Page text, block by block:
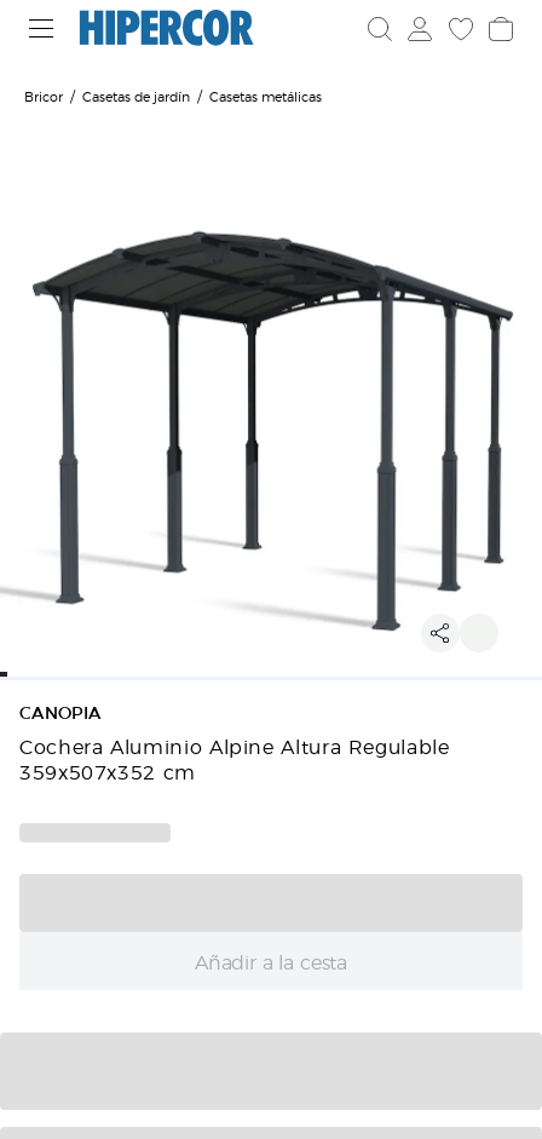
Bricor Casetas de jardín Casetas metálicas
CANOPIA
Cochera Aluminio Alpine Altura Regulable
359x507x352 cm
Añadir a la cesta